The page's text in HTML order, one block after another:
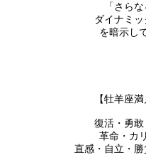
「さら
ダイナミッ
を暗示し
【牡羊座
復活・勇敢
革命・カ
直感・自立・